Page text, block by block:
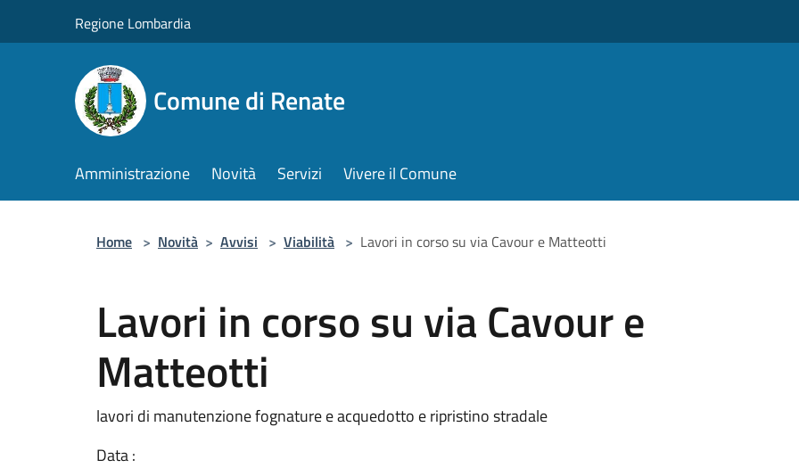
Regione Lombardia
Comune di Renate
Amministrazione Novità Servizi Vivere il Comune
Home > Novità > Avvisi > Viabilità > Lavori in corso su via Cavour e Matteotti
Lavori in corso su via Cavour e
Matteotti
lavori di manutenzione fognature e acquedotto e ripristino stradale
Data :